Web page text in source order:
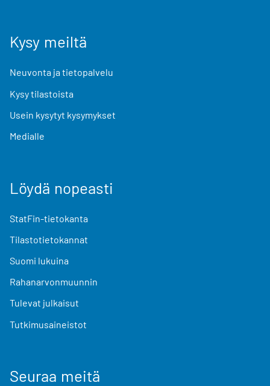
Kysy meiltä
Neuvonta ja tietopalvelu
Kysy tilastoista
Usein kysytyt kysymykset
Medialle
Löydä nopeasti
StatFin-tietokanta
Tilastotietokannat
Suomi lukuina
Rahanarvonmuunnin
Tulevat julkaisut
Tutkimusaineistot
Seuraa meitä